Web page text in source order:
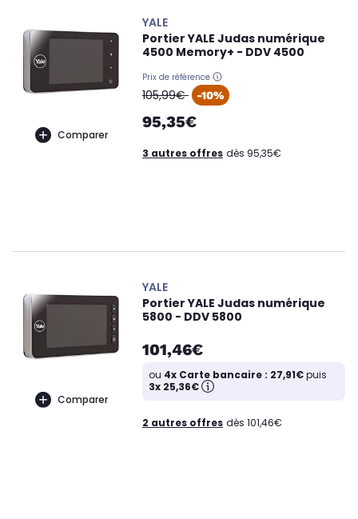
Comparer
YALE
Portier YALE Judas numérique
4500 Memory+ - DDV 4500
Prix de référence
oldPrice
105,99€ -10%
95,35€
3 autres offres dès 95,35€
Comparer
YALE
Portier YALE Judas numérique
5800 - DDV 5800
101,46€
ou 4x Carte bancaire : 27,91€puis
3x 25,36€
2 autres offres dès 101,46€